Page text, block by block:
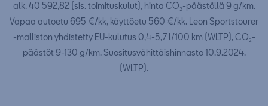
alk. 40 592,82 (sis. toimituskulut), hinta CO₂-päästöllä 9 g/km.
Vapaa autoetu 695 €/kk, käyttöetu 560 €/kk. Leon Sportstourer
-malliston yhdistetty EU-kulutus 0,4-5,7 l/100 km (WLTP), CO₂-
päästöt 9-130 g/km. Suositusvähittäishinnasto 10.9.2024.
(WLTP).